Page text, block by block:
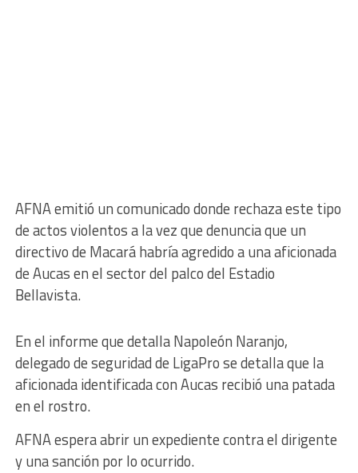
AFNA emitió un comunicado donde rechaza este tipo
de actos violentos a la vez que denuncia que un
directivo de Macará habría agredido a una aficionada
de Aucas en el sector del palco del Estadio
Bellavista.
En el informe que detalla Napoleón Naranjo,
delegado de seguridad de LigaPro se detalla que la
aficionada identificada con Aucas recibió una patada
en el rostro.
AFNA espera abrir un expediente contra el dirigente
y una sanción por lo ocurrido.